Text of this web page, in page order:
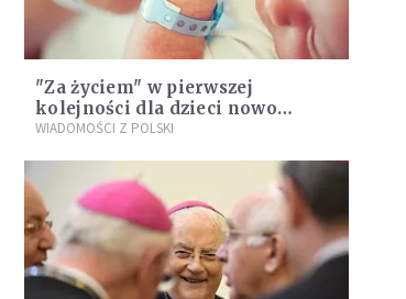
"Za życiem" w pierwszej
kolejności dla dzieci nowo
narodzonych
WIADOMOŚCI Z POLSKI